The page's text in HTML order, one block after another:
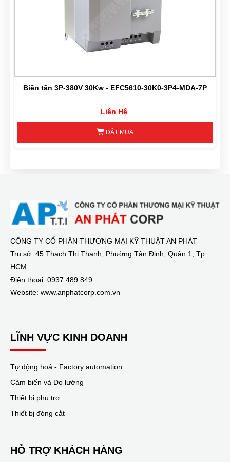
Biến tần 3P-380V 30Kw - EFC5610-30K0-3P4-MDA-7P
Liên Hệ
ĐẶT MUA
CÔNG TY CỔ PHẦN THƯƠNG MẠI KỸ THUẬT AN PHÁT
Trụ sở: 45 Thạch Thị Thanh, Phường Tân Định, Quận 1, Tp.
HCM
Điện thoại: 0937 489 849
Website: www.anphatcorp.com.vn
LĨNH VỰC KINH DOANH
Tự động hoá - Factory automation
Cảm biến và Đo lường
Thiết bị phụ trợ
Thiết bị đóng cắt
HỖ TRỢ KHÁCH HÀNG